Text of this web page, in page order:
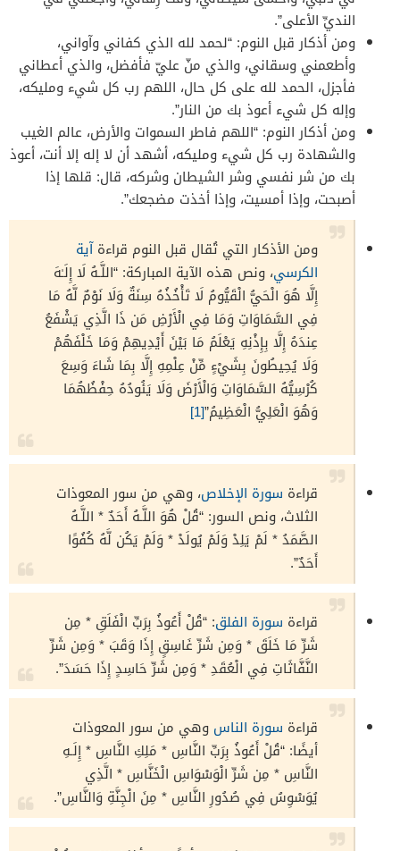
النديِّ الأعلى”.
ومن أذكار قبل النوم: “لحمد لله الذي كفاني وآواني،
وأطعمني وسقاني، والذي منّ عليّ فأفضل، والذي أعطاني
فأجزل، الحمد لله على كل حال، اللهم رب كل شيء ومليكه،
وإله كل شيء أعوذ بك من النار”.
ومن أذكار النوم: “اللهم فاطر السموات والأرض، عالم الغيب
والشهادة رب كل شيء ومليكه، أشهد أن لا إله إلا أنت، أعوذ
بك من شر نفسي وشر الشيطان وشركه، قال: قلها إذا
أصبحت، وإذا أمسيت، وإذا أخذت مضجعك”.
ومن الأذكار التي تُقال قبل النوم قراءةآية
الكرسي، ونص هذه الآية المباركة: “اللَّـهُ لَا إِلَـٰهَ
إِلَّا هُوَ الْحَيُّ الْقَيُّومُ لَا تَأْخُذُهُ سِنَةٌ وَلَا نَوْمٌ لَّهُ مَا
فِي السَّمَاوَاتِ وَمَا فِي الْأَرْضِ مَن ذَا الَّذِي يَشْفَعُ
عِندَهُ إِلَّا بِإِذْنِهِ يَعْلَمُ مَا بَيْنَ أَيْدِيهِمْ وَمَا خَلْفَهُمْ
وَلَا يُحِيطُونَ بِشَيْءٍ مِّنْ عِلْمِهِ إِلَّا بِمَا شَاءَ وَسِعَ
كُرْسِيُّهُ السَّمَاوَاتِ وَالْأَرْضَ وَلَا يَئُودُهُ حِفْظُهُمَا
وَهُوَ الْعَلِيُّ الْعَظِيمُ”[1]
قراءة سورة الإخلاص، وهي من سور المعوذات
الثلاث، ونص السور: “قُلْ هُوَ اللَّـهُ أَحَدٌ * اللَّـهُ
الصَّمَدُ * لَمْ يَلِدْ وَلَمْ يُولَدْ * وَلَمْ يَكُن لَّهُ كُفُوًا
أَحَدٌ”.
قراءة سورة الفلق: “قُلْ أَعُوذُ بِرَبِّ الْفَلَقِ * مِن
شَرِّ مَا خَلَقَ * وَمِن شَرِّ غَاسِقٍ إِذَا وَقَبَ * وَمِن شَرِّ
النَّفَّاثَاتِ فِي الْعُقَدِ * وَمِن شَرِّ حَاسِدٍ إِذَا حَسَدَ”.
قراءة سورة الناس وهي من سور المعوذات
أيضًا: “قُلْ أَعُوذُ بِرَبِّ النَّاسِ * مَلِكِ النَّاسِ * إِلَـهِ
النَّاسِ * مِن شَرِّ الْوَسْوَاسِ الْخَنَّاسِ * الَّذِي
يُوَسْوِسُ فِي صُدُورِ النَّاسِ * مِنَ الْجِنَّةِ وَالنَّاسِ”.